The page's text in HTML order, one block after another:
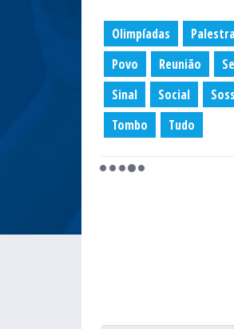
Olimpíadas
Povo
Reunião
Sinal
Social
Tombo
Tudo